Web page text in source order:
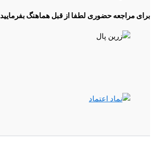
برای مراجعه حضوری لطفا از قبل هماهنگ بفرمایید